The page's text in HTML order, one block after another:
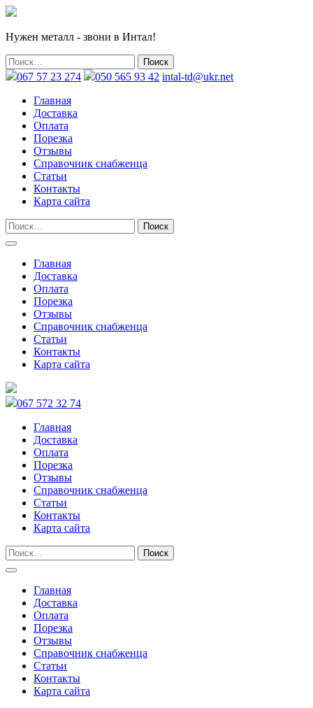
Нужен металл - звони в Интал!
067 57 23 274 050 565 93 42 intal-td@ukr.net
Главная
Доставка
Оплата
Порезка
Отзывы
Справочник снабженца
Статьи
Контакты
Карта сайта
Главная
Доставка
Оплата
Порезка
Отзывы
Справочник снабженца
Статьи
Контакты
Карта сайта
067 572 32 74
Главная
Доставка
Оплата
Порезка
Отзывы
Справочник снабженца
Статьи
Контакты
Карта сайта
Главная
Доставка
Оплата
Порезка
Отзывы
Справочник снабженца
Статьи
Контакты
Карта сайта